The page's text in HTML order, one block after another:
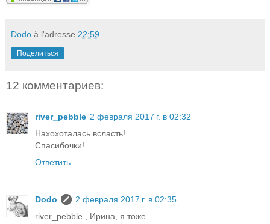
Dodo à l'adresse 22:59
Поделиться
12 комментариев:
river_pebble 2 февраля 2017 г. в 02:32
Нахохоталась всласть!
Спасибочки!
Ответить
Dodo
2 февраля 2017 г. в 02:35
river_pebble , Ирина, я тоже.